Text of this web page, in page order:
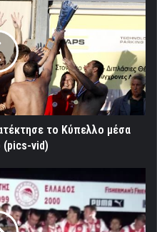
το Κύπελλο μέσα
(pics-vid)